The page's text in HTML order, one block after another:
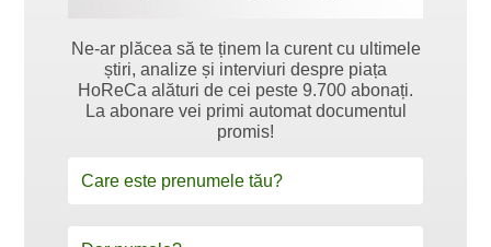
Ne-ar plăcea să te ținem la curent cu ultimele
știri, analize și interviuri despre piața
HoReCa alături de cei peste 9.700 abonați.
La abonare vei primi automat documentul
promis!